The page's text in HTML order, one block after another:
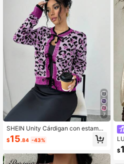
7
SHEIN Unity Cárdigan con estampa
do de leopardo y lazo frontal para m
ujer
$15.84 -43%
$